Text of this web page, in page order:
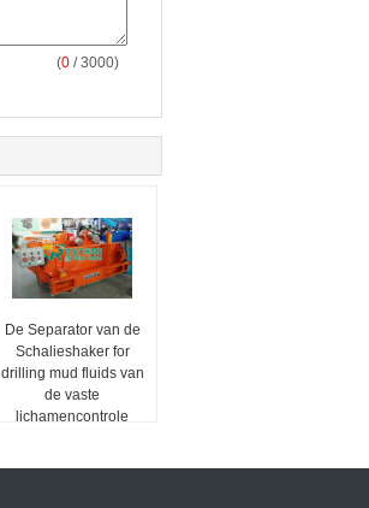
(0 / 3000)
De Separator van de
Schalieshaker for
drilling mud fluids van
de vaste
lichamencontrole